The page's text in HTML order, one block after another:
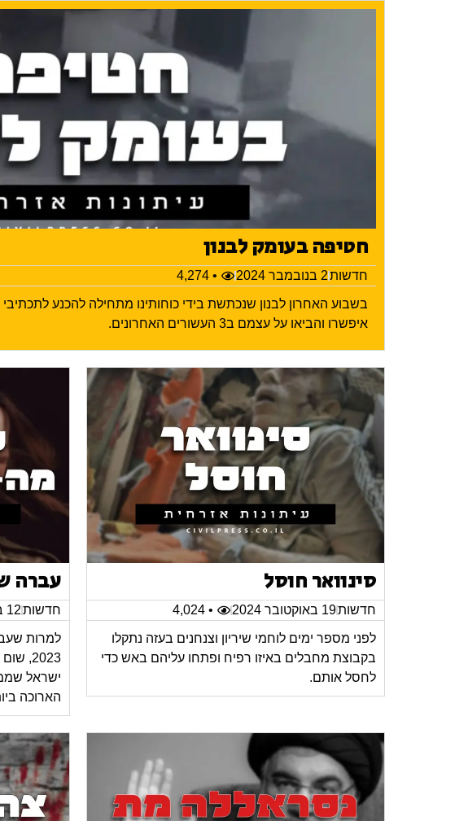
חטיפה בעומק לבנון
חדשות2 בנובמבר 2024 • 4,274
בשבוע האחרון לבנון שנכתשת בידי כוחותינו מתחילה להכנע
איפשרו והביאו על עצמם ב3 העשורים האחרונים.
סינוואר חוסל
חדשות19 באוקטובר 2024 • 4,024
לפני מספר ימים לוחמי שיריון וצנחנים בעזה נתקלו
בקבוצת מחבלים באיזו רפיח ופתחו עליהם באש כדי
לחסל אותם.
עברה שנה
חדשות12 באוקטובר 2024
למרות
2023,
ישראל
הארוכה